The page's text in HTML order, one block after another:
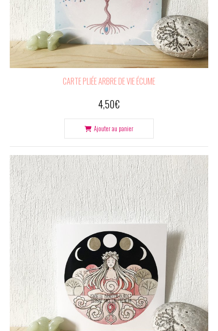
CARTE PLIÉE ARBRE DE VIE ÉCUME
4,50€
Ajouter au panier